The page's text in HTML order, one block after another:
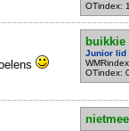
OTindex:
buikkie
Junior lid
OTindex: